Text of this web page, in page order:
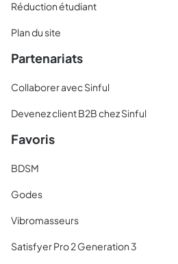
Réduction étudiant
Plan du site
Partenariats
Collaborer avec Sinful
Devenez client B2B chez Sinful
Favoris
BDSM
Godes
Vibromasseurs
Satisfyer Pro 2 Generation 3